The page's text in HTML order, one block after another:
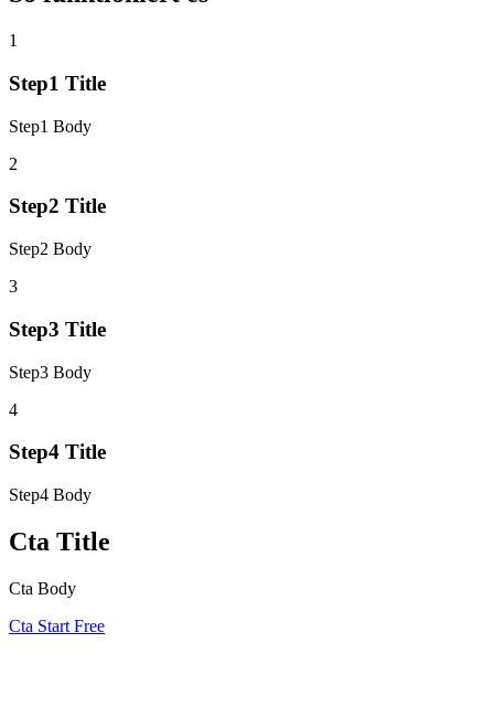
1
Step1 Title
Step1 Body
2
Step2 Title
Step2 Body
3
Step3 Title
Step3 Body
4
Step4 Title
Step4 Body
Cta Title
Cta Body
Cta Start Free